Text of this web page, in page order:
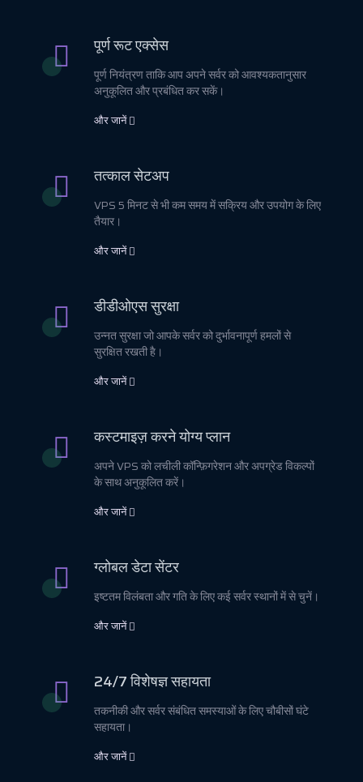
पूर्ण रूट एक्सेस
पूर्ण नियंत्रण ताकि आप अपने सर्वर को आवश्यकतानुसार
अनुकूलित और प्रबंधित कर सकें।
और जानें
तत्काल सेटअप
VPS 5 मिनट से भी कम समय में सक्रिय और उपयोग के लिए
तैयार।
और जानें
डीडीओएस सुरक्षा
उन्नत सुरक्षा जो आपके सर्वर को दुर्भावनापूर्ण हमलों से
सुरक्षित रखती है।
और जानें
कस्टमाइज़ करने योग्य प्लान
अपने VPS को लचीली कॉन्फ़िगरेशन और अपग्रेड विकल्पों
के साथ अनुकूलित करें।
और जानें
ग्लोबल डेटा सेंटर
इष्टतम विलंबता और गति के लिए कई सर्वर स्थानों में से चुनें।
और जानें
24/7 विशेषज्ञ सहायता
तकनीकी और सर्वर संबंधित समस्याओं के लिए चौबीसों घंटे
सहायता।
और जानें